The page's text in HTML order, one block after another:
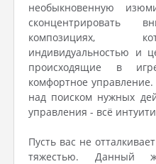
необыкновенную
сконцентрировать
композициях,
индивидуальностью и
происходящие в
комфортное
над поиском нужных
управления - всё
Пусть вас не
тяжестью. Данный